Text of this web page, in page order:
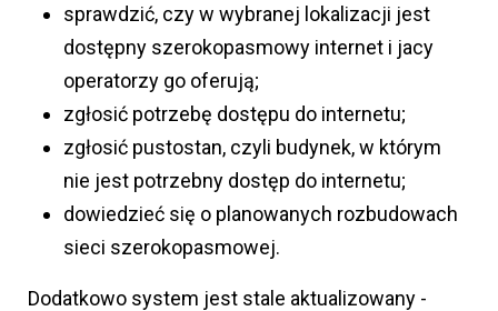
sprawdzić, czy w wybranej lokalizacji jest
dostępny szerokopasmowy internet i jacy
operatorzy go oferują;
zgłosić potrzebę dostępu do internetu;
zgłosić pustostan, czyli budynek, w którym
nie jest potrzebny dostęp do internetu;
dowiedzieć się o planowanych rozbudowach
sieci szerokopasmowej.
Dodatkowo system jest stale aktualizowany -